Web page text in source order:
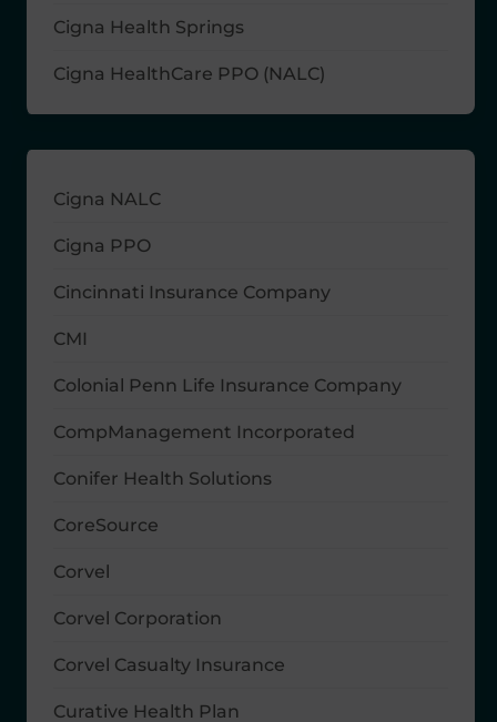
Cigna Health Springs
Cigna HealthCare PPO (NALC)
Cigna NALC
Cigna PPO
Cincinnati Insurance Company
CMI
Colonial Penn Life Insurance Company
CompManagement Incorporated
Conifer Health Solutions
CoreSource
Corvel
Corvel Corporation
Corvel Casualty Insurance
Curative Health Plan